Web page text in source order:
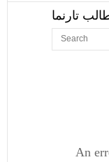
تارنما
An